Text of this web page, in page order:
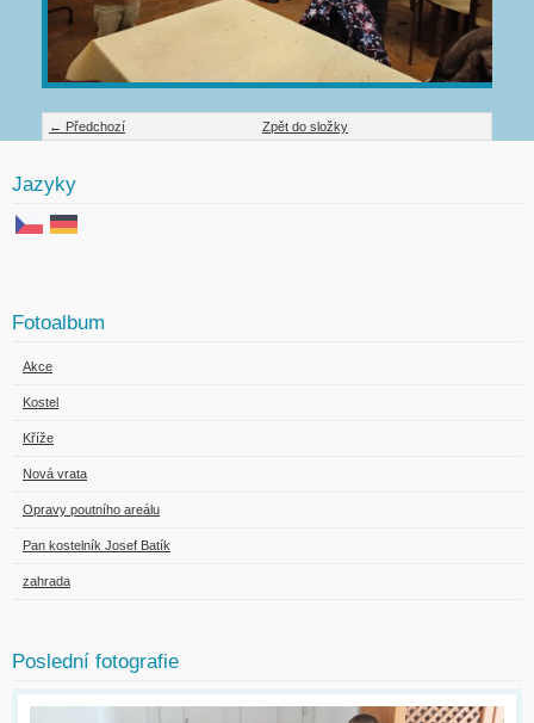
← Předchozí Zpět do složky
Jazyky
Fotoalbum
Akce
Kostel
Kříže
Nová vrata
Opravy poutního areálu
Pan kostelník Josef Batík
zahrada
Poslední fotografie